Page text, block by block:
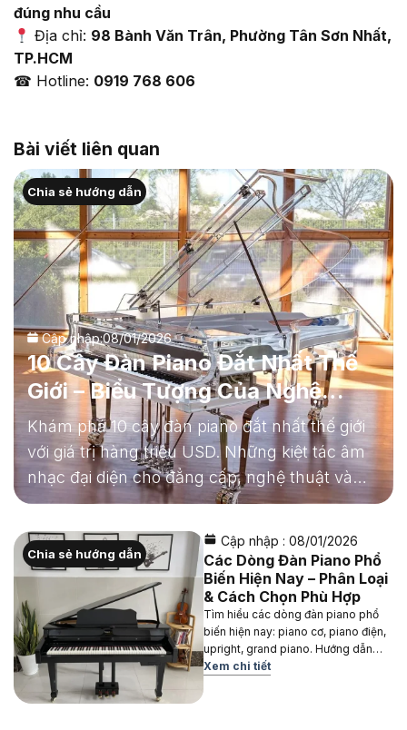
đúng nhu cầu
Địa chỉ: 98 Bành Văn Trân, Phường Tân Sơn Nhất,
TP.HCM
☎ Hotline: 0919 768 606
Bài viết liên quan
Chia sẻ hướng dẫn
Cập nhập:08/01/2026
10 Cây Đàn Piano Đắt Nhất Thế
Giới – Biểu Tượng Của Nghệ
Thuật Và Đẳng Cấp
Khám phá 10 cây đàn piano đắt nhất thế giới
với giá trị hàng triệu USD. Những kiệt tác âm
nhạc đại diện cho đẳng cấp, nghệ thuật và
lịch sử piano.
Chia sẻ hướng dẫn
Cập nhập : 08/01/2026
Các Dòng Đàn Piano Phổ
Biến Hiện Nay – Phân Loại
& Cách Chọn Phù Hợp
Tìm hiểu các dòng đàn piano phổ
biến hiện nay: piano cơ, piano điện,
upright, grand piano. Hướng dẫn
chọn đàn piano phù hợp nhu cầu và
Xem chi tiết